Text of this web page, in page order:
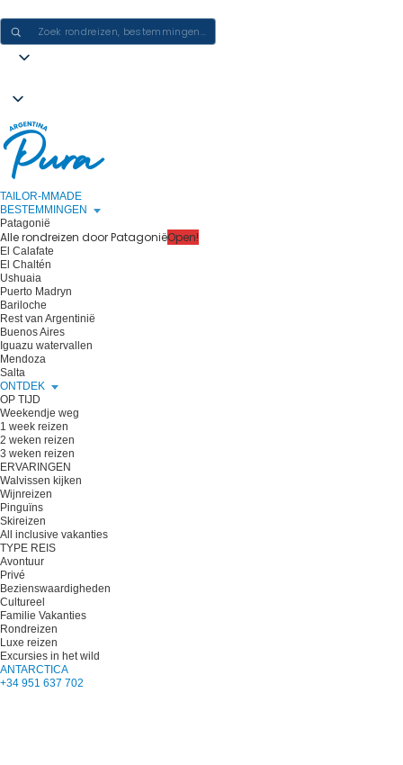
TAILOR-MMADE
BESTEMMINGEN
Patagonië
Alle rondreizen door PatagoniëOpen!
El Calafate
El Chaltén
Ushuaia
Puerto Madryn
Bariloche
Rest van Argentinië
Buenos Aires
Iguazu watervallen
Mendoza
Salta
ONTDEK
OP TIJD
Weekendje weg
1 week reizen
2 weken reizen
3 weken reizen
ERVARINGEN
Walvissen kijken
Wijnreizen
Pinguïns
Skireizen
All inclusive vakanties
TYPE REIS
Avontuur
Privé
Bezienswaardigheden
Cultureel
Familie Vakanties
Rondreizen
Luxe reizen
Excursies in het wild
ANTARCTICA
+34 951 637 702